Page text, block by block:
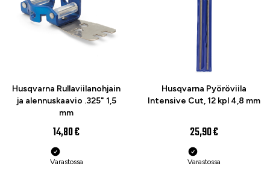
Husqvarna Rullaviilanohjain
ja alennuskaavio .325" 1,5
mm
14,80 €
Varastossa
Husqvarna Pyöröviila
Intensive Cut, 12 kpl 4,8 mm
25,90 €
Varastossa